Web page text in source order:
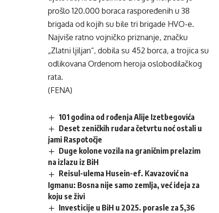
prošlo 120.000 boraca raspoređenih u 38
brigada od kojih su bile tri brigade HVO-e.
Najviše ratno vojničko priznanje, značku
„Zlatni ljiljan“, dobila su 452 borca, a trojica su
odlikovana Ordenom heroja oslobodilačkog
rata.
(FENA)
101 godina od rođenja Alije Izetbegovića
Deset zeničkih rudara četvrtu noć ostali u
jami Raspotočje
Duge kolone vozila na graničnim prelazim
na izlazu iz BiH
Reisul-ulema Husein-ef. Kavazović na
Igmanu: Bosna nije samo zemlja, već ideja za
koju se živi
Investicije u BiH u 2025. porasle za 5,36